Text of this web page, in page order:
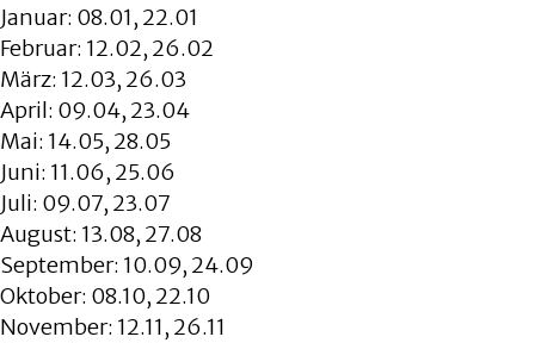
Januar: 08.01, 22.01
Februar: 12.02, 26.02
März: 12.03, 26.03
April: 09.04, 23.04
Mai: 14.05, 28.05
Juni: 11.06, 25.06
Juli: 09.07, 23.07
August: 13.08, 27.08
September: 10.09, 24.09
Oktober: 08.10, 22.10
November: 12.11, 26.11